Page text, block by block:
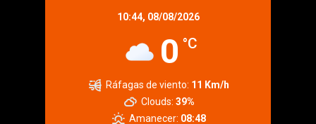
10:44, 08/08/2026
0 °C
Ráfagas de viento: 11 Km/h
Clouds: 39%
Amanecer: 08:48